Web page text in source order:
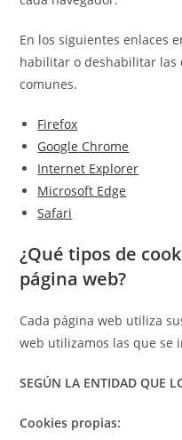
En los siguientes enlaces
habilitar o deshabilitar las
comunes.
Firefox
Google Chrome
Internet Explorer
Microsoft Edge
Safari
¿Qué tipos de
página web?
Cada página web utiliza
web utilizamos las que se
SEGÚN LA ENTIDAD QUE
Cookies propias: